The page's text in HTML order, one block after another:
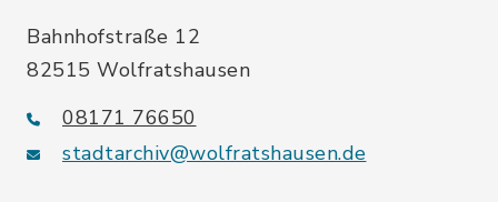
Bahnhofstraße 12
82515 Wolfratshausen
08171 76650
stadtarchiv@wolfratshausen.de